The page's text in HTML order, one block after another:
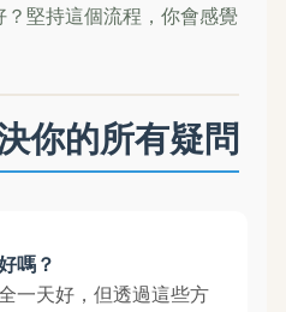
堅持這個流程，你會感覺
你的所有疑問
嗎？
一天好，但透過這些方